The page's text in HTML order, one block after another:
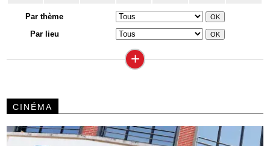
Par thème
Par lieu
+
CINÉMA